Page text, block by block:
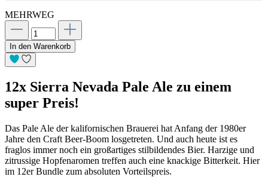
MEHRWEG
In den Warenkorb
12x Sierra Nevada Pale Ale zu einem
super Preis!
Das Pale Ale der kalifornischen Brauerei hat Anfang der 1980er
Jahre den Craft Beer-Boom losgetreten. Und auch heute ist es
fraglos immer noch ein großartiges stilbildendes Bier. Harzige und
zitrussige Hopfenaromen treffen auch eine knackige Bitterkeit. Hier
im 12er Bundle zum absoluten Vorteilspreis.